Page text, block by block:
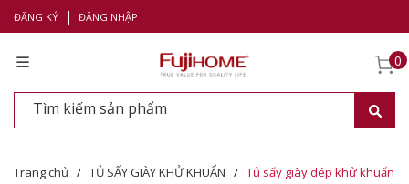
ĐĂNG KÝ | ĐĂNG NHẬP
0
Trang chủ / TỦ SẤY GIÀY KHỬ KHUẨN / Tủ sấy giày dép khử khuẩn